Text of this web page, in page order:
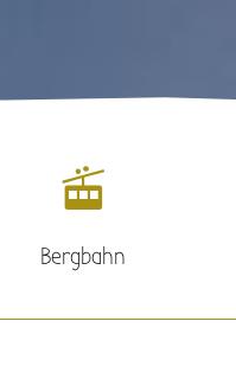

Bergbahn